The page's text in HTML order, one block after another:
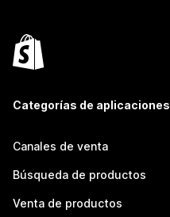
Categorías de aplicaciones
Canales de venta
Búsqueda de productos
Venta de productos